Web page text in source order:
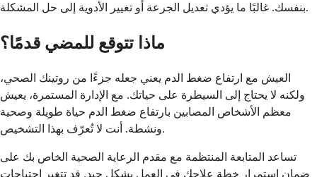
بنفسك. غالبًا ما يؤدي تعديل الجرعة أو تغيير الأدوية إلى حل المشكلة.
ماذا تتوقع للمضي قدمًا؟
العيش مع ارتفاع ضغط الدم يعني جعله جزءًا من روتينك الصحي،
ولكنه لا يحتاج إلى السيطرة على حياتك. مع الإدارة المستمرة، يعيش
معظم الأشخاص المصابين بارتفاع ضغط الدم حياة طويلة وصحية
ونشطة. أنت لا تُعرّف بهذا التشخيص.
تساعد المتابعة المنتظمة مع مقدم الرعاية الصحية الخاص بك على
ضمان استمرار خطة علاجك في العمل بشكل جيد. قد تتغير احتياجات